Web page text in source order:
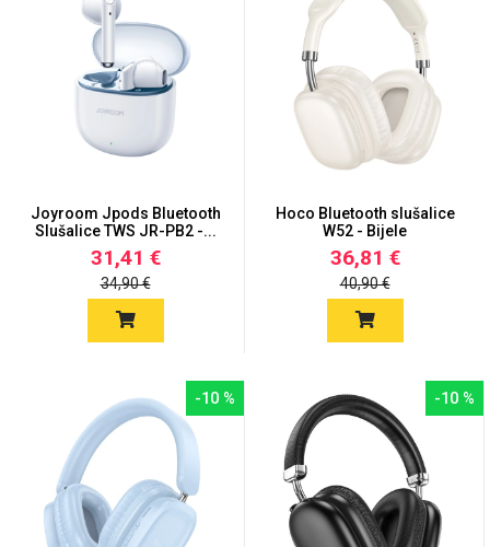
Joyroom Jpods Bluetooth
Slušalice TWS JR-PB2 -...
31,41 €
34,90 €
Hoco Bluetooth slušalice
W52 - Bijele
36,81 €
40,90 €
-10 % -10 %
Sleng Feel Good
Životinjsko carstvo
Svemirska kolekcija Valentinovo
Univerzalne futrole i
maskice
Preklopne maskice